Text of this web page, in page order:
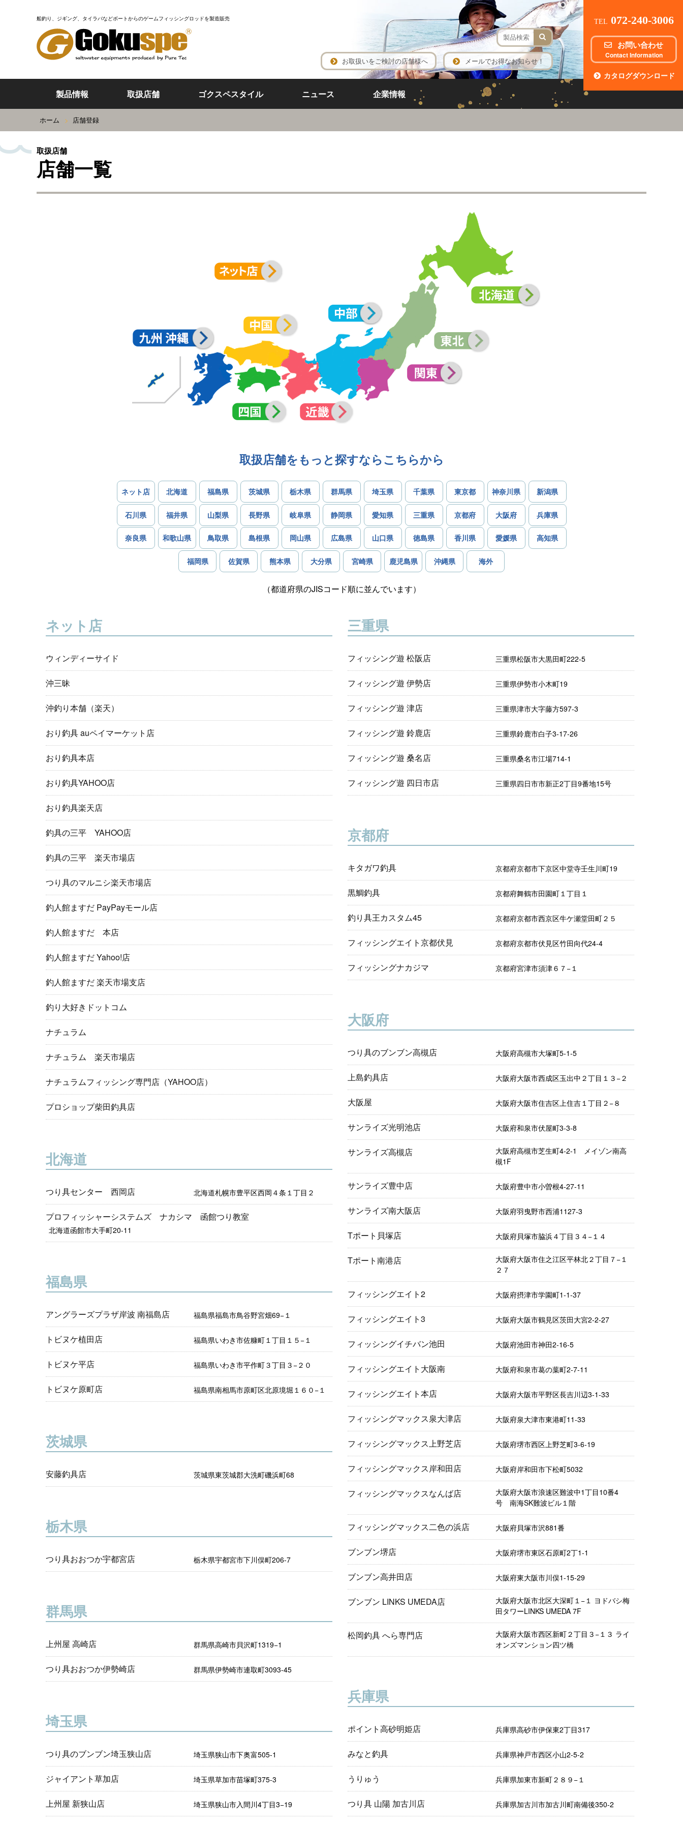
船釣り、ジギング、タイラバなどボートからのゲームフィッシングロッドを製造販売
お取扱いをご検討の店舗様へ メールでお得なお知らせ！
TEL 072-240-3006
お問い合わせ
Contact Information
カタログダウンロード
製品情報 取扱店舗 ゴクスペスタイル ニュース 企業情報
ホーム > 店舗登録
取扱店舗
店舗一覧
取扱店舗をもっと探すならこちらから
ネット店 北海道 福島県 茨城県 栃木県 群馬県 埼玉県 千葉県 東京都 神奈川県 新潟県
石川県 福井県 山梨県 長野県 岐阜県 静岡県 愛知県 三重県 京都府 大阪府 兵庫県
奈良県 和歌山県 鳥取県 島根県 岡山県 広島県 山口県 徳島県 香川県 愛媛県 高知県
福岡県 佐賀県 熊本県 大分県 宮崎県 鹿児島県 沖縄県 海外
（都道府県のJISコード順に並んでいます）
ネット店
ウィンディーサイド
沖三昧
沖釣り本舗（楽天）
おり釣具 auペイマーケット店
おり釣具本店
おり釣具YAHOO店
おり釣具楽天店
釣具の三平 YAHOO店
釣具の三平 楽天市場店
つり具のマルニシ楽天市場店
釣人館ますだ PayPayモール店
釣人館ますだ 本店
釣人館ますだ Yahoo!店
釣人館ますだ 楽天市場支店
釣り大好きドットコム
ナチュラム
ナチュラム 楽天市場店
ナチュラムフィッシング専門店（YAHOO店）
プロショップ柴田釣具店
北海道
つり具センター 西岡店 北海道札幌市豊平区西岡４条１丁目２
プロフィッシャーシステムズ ナカシマ 函館つり教室
北海道函館市大手町20-11
福島県
アングラーズプラザ岸波 南福島店 福島県福島市鳥谷野宮畑69−１
トビヌケ植田店 福島県いわき市佐糠町１丁目１５−１
トビヌケ平店 福島県いわき市平作町３丁目３−２０
トビヌケ原町店 福島県南相馬市原町区北原境堀１６０−１
茨城県
安藤釣具店 茨城県東茨城郡大洗町磯浜町68
栃木県
つり具おおつか宇都宮店 栃木県宇都宮市下川俣町206-7
群馬県
上州屋 高崎店 群馬県高崎市貝沢町1319−1
つり具おおつか伊勢崎店 群馬県伊勢崎市連取町3093-45
埼玉県
つり具のブンブン埼玉狭山店 埼玉県狭山市下奥富505-1
ジャイアント草加店 埼玉県草加市苗塚町375-3
上州屋 新狭山店 埼玉県狭山市入間川4丁目3−19
三重県
フィッシング遊 松阪店 三重県松阪市大黒田町222-5
フィッシング遊 伊勢店 三重県伊勢市小木町19
フィッシング遊 津店 三重県津市大字藤方597-3
フィッシング遊 鈴鹿店 三重県鈴鹿市白子3-17-26
フィッシング遊 桑名店 三重県桑名市江場714-1
フィッシング遊 四日市店 三重県四日市市新正2丁目9番地15号
京都府
キタガワ釣具 京都府京都市下京区中堂寺壬生川町19
黒鯛釣具 京都府舞鶴市田園町１丁目１
釣り具王カスタム45 京都府京都市西京区牛ケ瀬堂田町２５
フィッシングエイト京都伏見 京都府京都市伏見区竹田向代24-4
フィッシングナカジマ 京都府宮津市須津６７−１
大阪府
つり具のブンブン高槻店 大阪府高槻市大塚町5-1-5
上島釣具店 大阪府大阪市西成区玉出中２丁目１３−２
大阪屋 大阪府大阪市住吉区上住吉１丁目２−８
サンライズ光明池店 大阪府和泉市伏屋町3-3-8
サンライズ高槻店
大阪府高槻市芝生町4-2-1 メイゾン南高
槻1F
サンライズ豊中店 大阪府豊中市小曽根4-27-11
サンライズ南大阪店 大阪府羽曳野市西浦1127-3
Tポート貝塚店 大阪府貝塚市脇浜４丁目３４−１４
Tポート南港店
大阪府大阪市住之江区平林北２丁目７−１
２７
フィッシングエイト2 大阪府摂津市学園町1-1-37
フィッシングエイト3 大阪府大阪市鶴見区茨田大宮2-2-27
フィッシングイチバン池田 大阪府池田市神田2-16-5
フィッシングエイト大阪南 大阪府和泉市葛の葉町2-7-11
フィッシングエイト本店 大阪府大阪市平野区長吉川辺3-1-33
フィッシングマックス泉大津店 大阪府泉大津市東港町11-33
フィッシングマックス上野芝店 大阪府堺市西区上野芝町3-6-19
フィッシングマックス岸和田店 大阪府岸和田市下松町5032
フィッシングマックスなんば店
大阪府大阪市浪速区難波中1丁目10番4
号 南海SK難波ビル１階
フィッシングマックス二色の浜店 大阪府貝塚市沢881番
ブンブン堺店 大阪府堺市東区石原町2丁1-1
ブンブン高井田店 大阪府東大阪市川俣1-15-29
ブンブン LINKS UMEDA店
大阪府大阪市北区大深町１−１ ヨドバシ梅
田タワーLINKS UMEDA 7F
松岡釣具 へら専門店
大阪府大阪市西区新町２丁目３−１３ ライ
オンズマンション四ツ橋
兵庫県
ポイント高砂明姫店 兵庫県高砂市伊保東2丁目317
みなと釣具 兵庫県神戸市西区小山2-5-2
うりゅう 兵庫県加東市新町２８９−１
つり具 山陽 加古川店 兵庫県加古川市加古川町南備後350-2